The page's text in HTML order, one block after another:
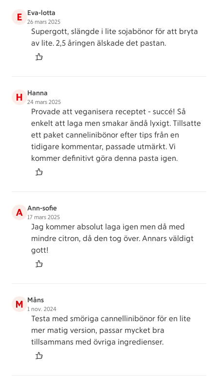
E Eva-lotta
26 mars 2025
Supergott, slängde i lite sojabönor för att bryta
av lite. 2,5 åringen älskade det pastan.
H Hanna
24 mars 2025
Provade att veganisera receptet - succé! Så
enkelt att laga men smakar ändå lyxigt. Tillsatte
ett paket cannelinibönor efter tips från en
tidigare kommentar, passade utmärkt. Vi
kommer definitivt göra denna pasta igen.
A Ann-sofie
17 mars 2025
Jag kommer absolut laga igen men då med
mindre citron, då den tog över. Annars väldigt
gott!
M Måns
1 nov. 2024
Testa med smöriga cannellinibönor för en lite
mer matig version, passar mycket bra
tillsammans med övriga ingredienser.